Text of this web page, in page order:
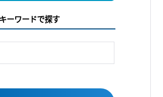
ーワードで探す